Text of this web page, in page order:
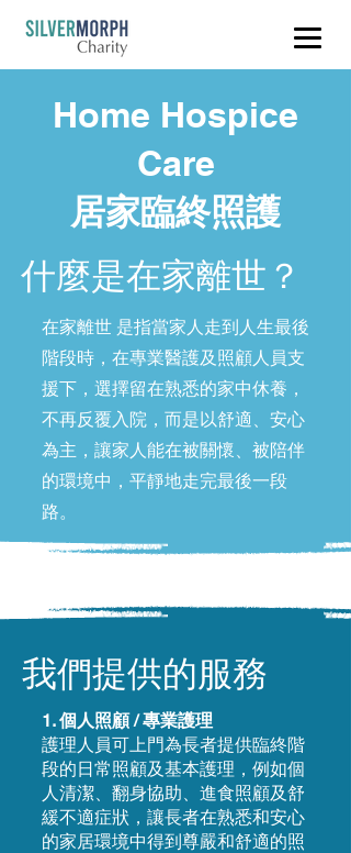
Home Hospice
Care
居家臨終照護
什麼是在家離世？
在家離世 是指當家人走到人生最後
階段時，在專業醫護及照顧人員支
援下，選擇留在熟悉的家中休養，
不再反覆入院，而是以舒適、安心
為主，讓家人能在被關懷、被陪伴
的環境中，平靜地走完最後一段
路。
我們提供的服務
1. 個人照顧 / 專業護理
護理人員可上門為長者提供臨終階
段的日常照顧及基本護理，例如個
人清潔、翻身協助、進食照顧及舒
緩不適症狀，讓長者在熟悉和安心
的家居環境中得到尊嚴和舒適的照